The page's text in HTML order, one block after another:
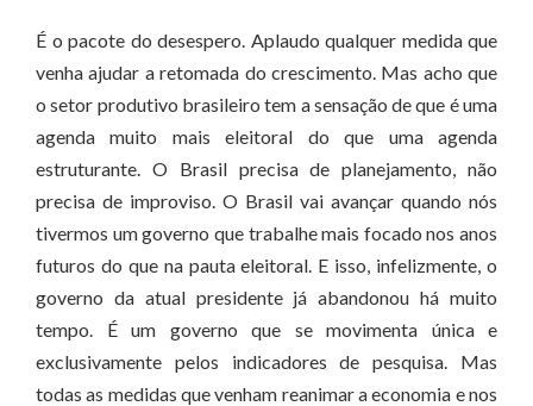
É o pacote do desespero. Aplaudo qualquer medida que
venha ajudar a retomada do crescimento. Mas acho que
o setor produtivo brasileiro tem a sensação de que é uma
agenda muito mais eleitoral do que uma agenda
estruturante. O Brasil precisa de planejamento, não
precisa de improviso. O Brasil vai avançar quando nós
tivermos um governo que trabalhe mais focado nos anos
futuros do que na pauta eleitoral. E isso, infelizmente, o
governo da atual presidente já abandonou há muito
tempo. É um governo que se movimenta única e
exclusivamente pelos indicadores de pesquisa. Mas
todas as medidas que venham reanimar a economia e nos